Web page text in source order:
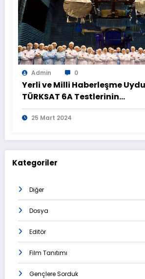
Admin 0
Yerli ve Milli Haberleşme
TÜRKSAT 6A Testlerinin
Tamamlanmasının Ardından
Görüntülendi
25 Mart 2024
Kategoriler
Diğer
Dosya
Editör
Film Tanıtımı
Gençlere Sorduk